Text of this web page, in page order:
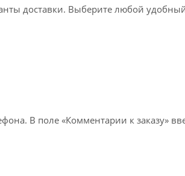
доставки. Выберите любой
В поле «Комментарии к заказу»